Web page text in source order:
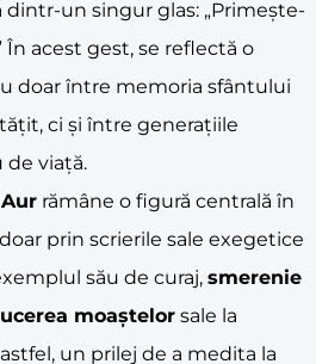
dintr-un singur glas: „Primește-
În acest gest, se reflectă o
doar între memoria sfântului
ci și între generațiile
de viață.
rămâne o figură centrală în
prin scrierile sale exegetice
său de curaj, smerenie
moaștelor sale la
un prilej de a medita la